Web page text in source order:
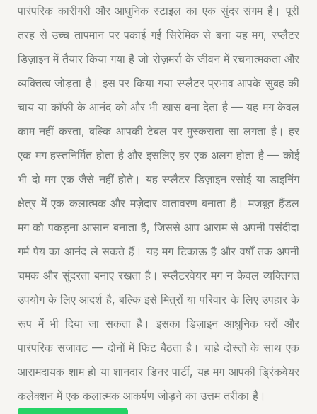
पारंपरिक कारीगरी और आधुनिक स्टाइल का एक सुंदर संगम है। पूरी
तरह से उच्च तापमान पर पकाई गई सिरेमिक से बना यह मग, स्प्लैटर
डिज़ाइन में तैयार किया गया है जो रोज़मर्रा के जीवन में रचनात्मकता और
व्यक्तित्व जोड़ता है। इस पर किया गया स्प्लैटर प्रभाव आपके सुबह की
चाय या कॉफी के आनंद को और भी खास बना देता है — यह मग केवल
काम नहीं करता, बल्कि आपकी टेबल पर मुस्कराता सा लगता है। हर
एक मग हस्तनिर्मित होता है और इसलिए हर एक अलग होता है — कोई
भी दो मग एक जैसे नहीं होते। यह स्प्लैटर डिज़ाइन रसोई या डाइनिंग
क्षेत्र में एक कलात्मक और मज़ेदार वातावरण बनाता है। मजबूत हैंडल
मग को पकड़ना आसान बनाता है, जिससे आप आराम से अपनी पसंदीदा
गर्म पेय का आनंद ले सकते हैं। यह मग टिकाऊ है और वर्षों तक अपनी
चमक और सुंदरता बनाए रखता है। स्प्लैटरवेयर मग न केवल व्यक्तिगत
उपयोग के लिए आदर्श है, बल्कि इसे मित्रों या परिवार के लिए उपहार के
रूप में भी दिया जा सकता है। इसका डिज़ाइन आधुनिक घरों और
पारंपरिक सजावट — दोनों में फिट बैठता है। चाहे दोस्तों के साथ एक
आरामदायक शाम हो या शानदार डिनर पार्टी, यह मग आपकी ड्रिंकवेयर
कलेक्शन में एक कलात्मक आकर्षण जोड़ने का उत्तम तरीका है।